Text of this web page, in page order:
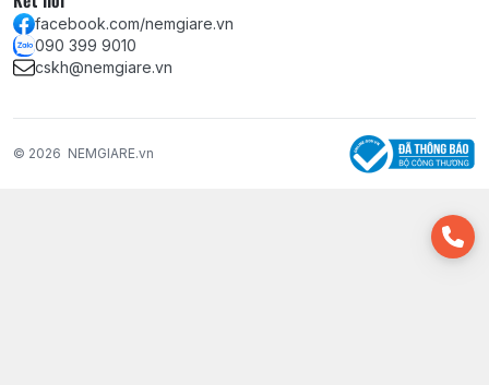
facebook.com/nemgiare.vn
090 399 9010
cskh@nemgiare.vn
© 2026 NEMGIARE.vn